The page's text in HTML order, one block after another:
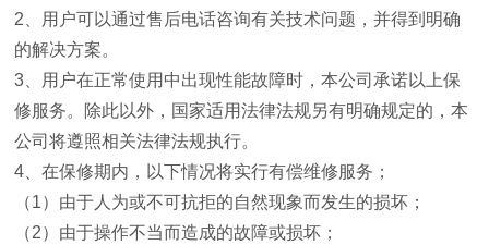
2 、用户可以通过售后电话咨询有关技术问题，并得到明确
的解决方案。
3 、用户在正常使用中出现性能故障时，本公司承诺以上保
修服务。除此以外，国家适用法律法规另有明确规定的，本
公司将遵照相关法律法规执行。
4 、在保修期内，以下情况将实行有偿维修服务；
（1）由于人为或不可抗拒的自然现象而发生的损坏；
（2）由于操作不当而造成的故障或损坏；